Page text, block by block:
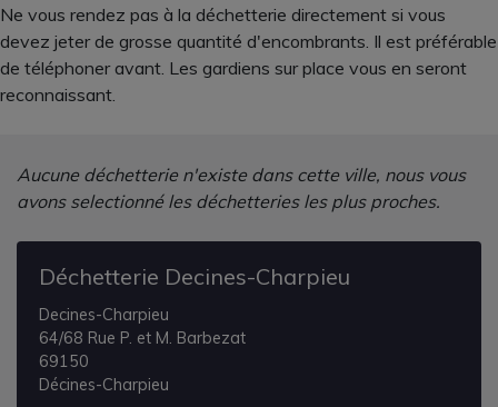
Ne vous rendez pas à la déchetterie directement si vous
devez jeter de grosse quantité d'encombrants. Il est préférable
de téléphoner avant. Les gardiens sur place vous en seront
reconnaissant.
Aucune déchetterie n'existe dans cette ville, nous vous
avons selectionné les déchetteries les plus proches.
Déchetterie Decines-Charpieu
Decines-Charpieu
64/68 Rue P. et M. Barbezat
69150
Décines-Charpieu